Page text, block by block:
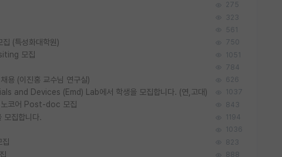
275
323
561
(특성화대학원) 750
모집 1051
784
용 (이진홍 교수님 연구실) 626
and Devices (Emd) Lab에서 학생을 모집합니다. (연,고대) 1037
코어 Post-doc 모집 843
모집합니다. 1194
1036
823
888